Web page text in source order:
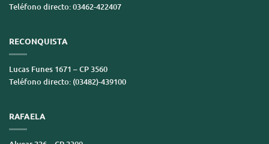
Teléfono directo: 03462-422407
RECONQUISTA
Lucas Funes 1671 – CP 3560
Teléfono directo: (03482)-439100
RAFAELA